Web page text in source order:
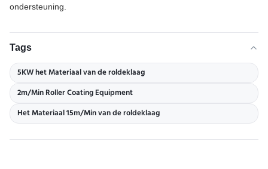
ondersteuning.
Tags
5KW het Materiaal van de roldeklaag
2m/Min Roller Coating Equipment
Het Materiaal 15m/Min van de roldeklaag